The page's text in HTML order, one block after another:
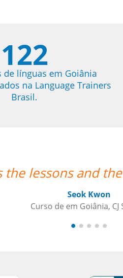
122
de línguas em Goiânia
na Language Trainers
Brasil.
the lessons and
Seok Kwon
Curso de em Goiânia, CJ